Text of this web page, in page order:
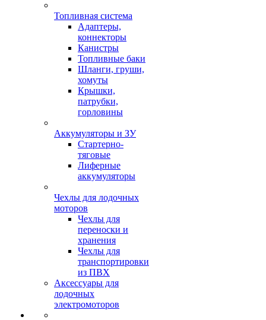
Топливная система
Адаптеры,
коннекторы
Канистры
Топливные баки
Шланги, груши,
хомуты
Крышки,
патрубки,
горловины
Аккумуляторы и ЗУ
Стартерно-
тяговые
Лиферные
аккумуляторы
Чехлы для лодочных
моторов
Чехлы для
переноски и
хранения
Чехлы для
транспортировки
из ПВХ
Аксессуары для
лодочных
электромоторов